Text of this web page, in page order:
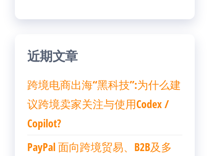
近期文章
跨境电商出海“黑科技”:为什么建
议跨境卖家关注与使用Codex /
Copilot?
PayPal 面向跨境贸易、B2B及多